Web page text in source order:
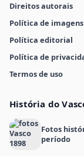
Direitos autorais
Política de imagens
Política editorial
Política de
Termos de uso
História do
Fotos
período